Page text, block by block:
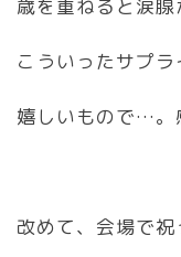
歳を重ねると涙
こういったサプ
嬉しいもので…。
改めて、会場で